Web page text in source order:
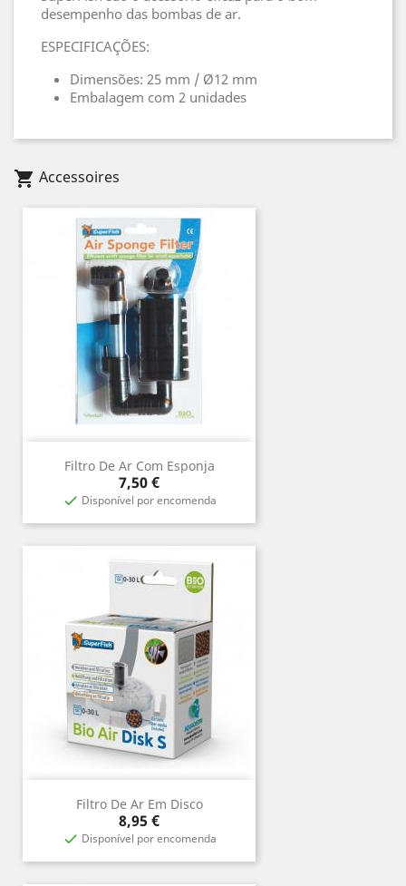
desempenho das bombas de ar.
ESPECIFICAÇÕES:
Dimensões: 25 mm / Ø12 mm
Embalagem com 2 unidades
shopping_cart Accessoires
Filtro De Ar Com Esponja
Prix
7,50 €
 Disponível por encomenda
Filtro De Ar Em Disco
Prix
8,95 €
 Disponível por encomenda